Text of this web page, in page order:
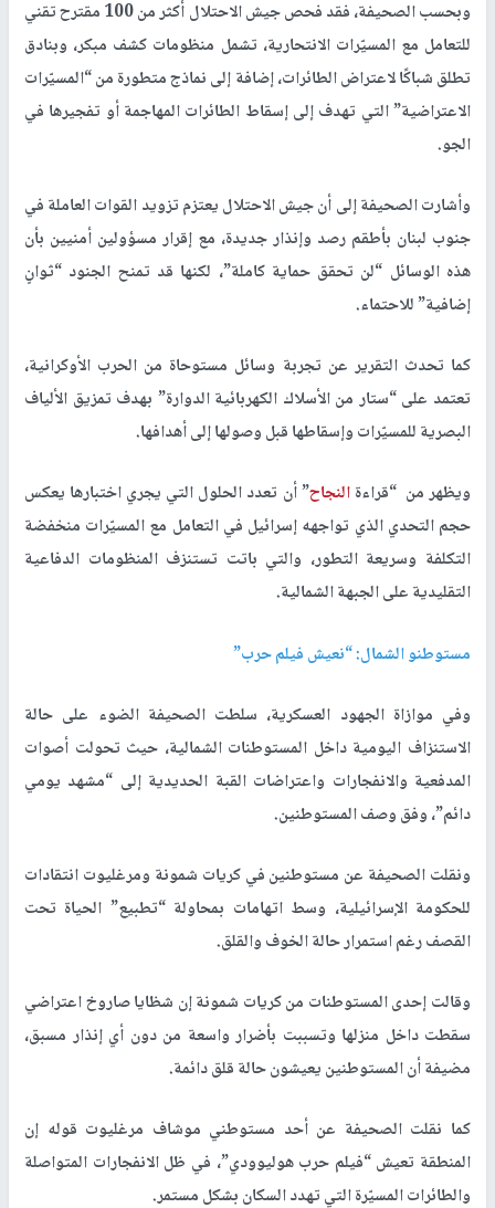
وبحسب الصحيفة، فقد فحص جيش الاحتلال أكثر من 100 مقترح تقني
للتعامل مع المسيّرات الانتحارية، تشمل منظومات كشف مبكر، وبنادق
تطلق شباكًا لاعتراض الطائرات، إضافة إلى نماذج متطورة من “المسيّرات
الاعتراضية” التي تهدف إلى إسقاط الطائرات المهاجمة أو تفجيرها في
الجو.
وأشارت الصحيفة إلى أن جيش الاحتلال يعتزم تزويد القوات العاملة في
جنوب لبنان بأطقم رصد وإنذار جديدة، مع إقرار مسؤولين أمنيين بأن
هذه الوسائل “لن تحقق حماية كاملة”، لكنها قد تمنح الجنود “ثوانٍ
إضافية” للاحتماء.
كما تحدث التقرير عن تجربة وسائل مستوحاة من الحرب الأوكرانية،
تعتمد على “ستار من الأسلاك الكهربائية الدوارة” بهدف تمزيق الألياف
البصرية للمسيّرات وإسقاطها قبل وصولها إلى أهدافها.
ويظهر من “قراءةالنجاح” أن تعدد الحلول التي يجري اختبارها يعكس
حجم التحدي الذي تواجهه إسرائيل في التعامل مع المسيّرات منخفضة
التكلفة وسريعة التطور، والتي باتت تستنزف المنظومات الدفاعية
التقليدية على الجبهة الشمالية.
مستوطنو الشمال: “نعيش فيلم حرب”
وفي موازاة الجهود العسكرية، سلطت الصحيفة الضوء على حالة
الاستنزاف اليومية داخل المستوطنات الشمالية، حيث تحولت أصوات
المدفعية والانفجارات واعتراضات القبة الحديدية إلى “مشهد يومي
دائم”، وفق وصف المستوطنين.
ونقلت الصحيفة عن مستوطنين في كريات شمونة ومرغليوت انتقادات
للحكومة الإسرائيلية، وسط اتهامات بمحاولة “تطبيع” الحياة تحت
القصف رغم استمرار حالة الخوف والقلق.
وقالت إحدى المستوطنات من كريات شمونة إن شظايا صاروخ اعتراضي
سقطت داخل منزلها وتسببت بأضرار واسعة من دون أي إنذار مسبق،
مضيفة أن المستوطنين يعيشون حالة قلق دائمة.
كما نقلت الصحيفة عن أحد مستوطني موشاف مرغليوت قوله إن
المنطقة تعيش “فيلم حرب هوليوودي”، في ظل الانفجارات المتواصلة
والطائرات المسيّرة التي تهدد السكان بشكل مستمر.